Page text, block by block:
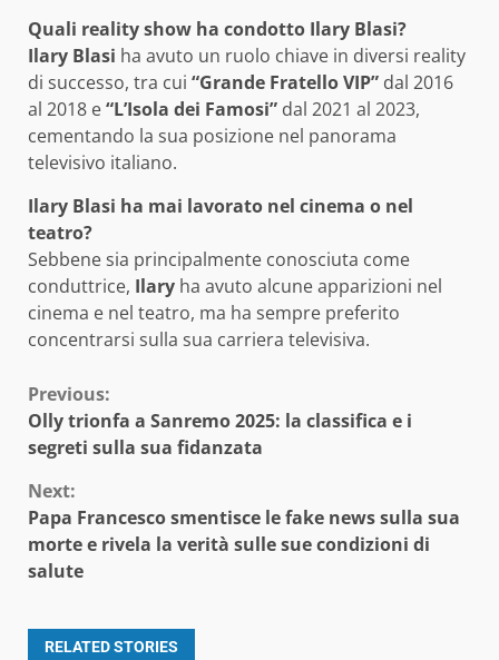
Quali reality show ha condotto Ilary Blasi?
Ilary Blasi ha avuto un ruolo chiave in diversi reality
di successo, tra cui “Grande Fratello VIP” dal 2016
al 2018 e“L’Isola dei Famosi” dal 2021 al 2023,
cementando la sua posizione nel panorama
televisivo italiano.
Ilary Blasi ha mai lavorato nel cinema o nel
teatro?
Sebbene sia principalmente conosciuta come
conduttrice, Ilary ha avuto alcune apparizioni nel
cinema e nel teatro, ma ha sempre preferito
concentrarsi sulla sua carriera televisiva.
Continue
Reading
Previous:
Olly trionfa a Sanremo 2025: la classifica e i
segreti sulla sua fidanzata
Next:
Papa Francesco smentisce le fake news sulla sua
morte e rivela la verità sulle sue condizioni di
salute
RELATED STORIES